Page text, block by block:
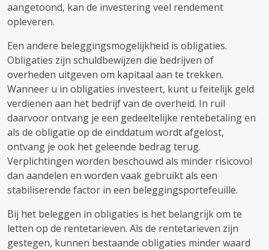
aangetoond, kan de investering veel rendement
opleveren.
Een andere beleggingsmogelijkheid is obligaties.
Obligaties zijn schuldbewijzen die bedrijven of
overheden uitgeven om kapitaal aan te trekken.
Wanneer u in obligaties investeert, kunt u feitelijk geld
verdienen aan het bedrijf van de overheid. In ruil
daarvoor ontvang je een gedeeltelijke rentebetaling en
als de obligatie op de einddatum wordt afgelost,
ontvang je ook het geleende bedrag terug.
Verplichtingen worden beschouwd als minder risicovol
dan aandelen en worden vaak gebruikt als een
stabiliserende factor in een beleggingsportefeuille.
Bij het beleggen in obligaties is het belangrijk om te
letten op de rentetarieven. Als de rentetarieven zijn
gestegen, kunnen bestaande obligaties minder waard